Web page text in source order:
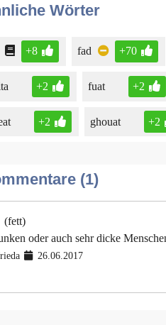
Wörter
+8 fad +70
+2 fuat +2
+2 ghouat +2
(1)
(fett)
oder auch sehr dicke
26.06.2017